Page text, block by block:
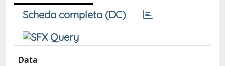
Scheda completa (DC)
Data